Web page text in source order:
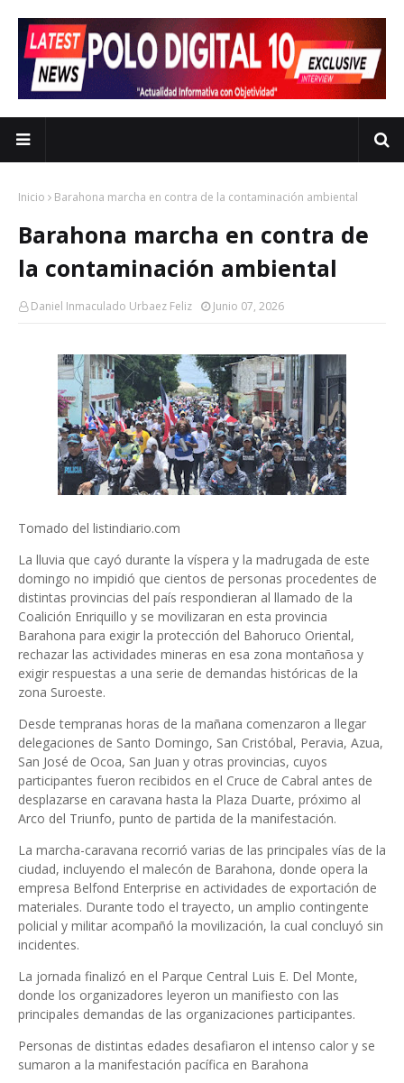
Inicio Barahona marcha en contra de la contaminación ambiental
Barahona marcha en contra de
la contaminación ambiental
Daniel Inmaculado Urbaez Feliz Junio 07, 2026
Tomado del listindiario.com
La lluvia que cayó durante la víspera y la madrugada de este
domingo no impidió que cientos de personas procedentes de
distintas provincias del país respondieran al llamado de la
Coalición Enriquillo y se movilizaran en esta provincia
Barahona para exigir la protección del Bahoruco Oriental,
rechazar las actividades mineras en esa zona montañosa y
exigir respuestas a una serie de demandas históricas de la
zona Suroeste.
Desde tempranas horas de la mañana comenzaron a llegar
delegaciones de Santo Domingo, San Cristóbal, Peravia, Azua,
San José de Ocoa, San Juan y otras provincias, cuyos
participantes fueron recibidos en el Cruce de Cabral antes de
desplazarse en caravana hasta la Plaza Duarte, próximo al
Arco del Triunfo, punto de partida de la manifestación.
La marcha-caravana recorrió varias de las principales vías de la
ciudad, incluyendo el malecón de Barahona, donde opera la
empresa Belfond Enterprise en actividades de exportación de
materiales. Durante todo el trayecto, un amplio contingente
policial y militar acompañó la movilización, la cual concluyó sin
incidentes.
La jornada finalizó en el Parque Central Luis E. Del Monte,
donde los organizadores leyeron un manifiesto con las
principales demandas de las organizaciones participantes.
Personas de distintas edades desafiaron el intenso calor y se
sumaron a la manifestación pacífica en Barahona